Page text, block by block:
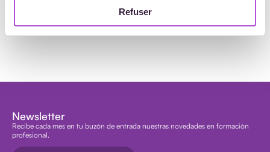
Refuser
Newsletter
Recibe cada mes en tu buzón de entrada nuestras novedades en formación
profesional.